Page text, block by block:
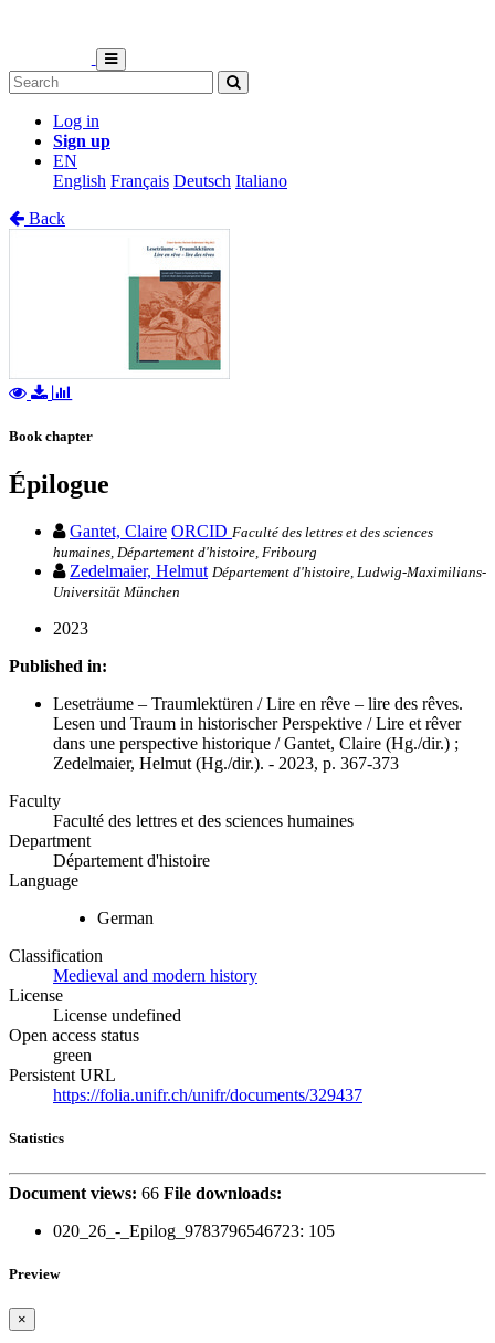
Log in
Sign up
EN
English Français Deutsch Italiano
Back
Book chapter
Épilogue
Gantet, Claire ORCID Faculté des lettres et des sciences
humaines, Département d'histoire, Fribourg
Zedelmaier, Helmut Département d'histoire, Ludwig-Maximilians-
Universität München
2023
Published in:
Leseträume – Traumlektüren / Lire en rêve – lire des rêves.
Lesen und Traum in historischer Perspektive / Lire et rêver
dans une perspective historique / Gantet, Claire (Hg./dir.) ;
Zedelmaier, Helmut (Hg./dir.). - 2023, p. 367-373
Faculty
Faculté des lettres et des sciences humaines
Department
Département d'histoire
Language
German
Classification
Medieval and modern history
License
License undefined
Open access status
green
Persistent URL
https://folia.unifr.ch/unifr/documents/329437
Statistics
Document views: 66 File downloads:
020_26_-_Epilog_9783796546723: 105
Preview
×